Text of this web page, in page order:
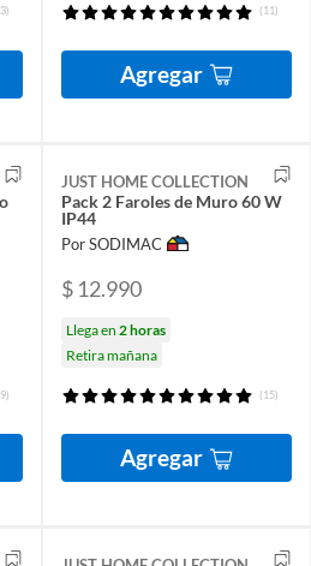
(11)
Agregar
JUST HOME COLLECTION
Pack 2 Faroles de Muro 60 W
IP44
Por SODIMAC
$ 12.990
Llega en 2 horas
Retira mañana
(15)
Agregar